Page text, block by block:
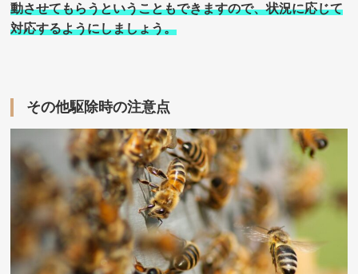
動させてもらうということもできますので、状況に応じて
対応するようにしましょう。
その他駆除時の注意点